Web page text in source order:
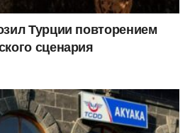
Турции повторением
сценария